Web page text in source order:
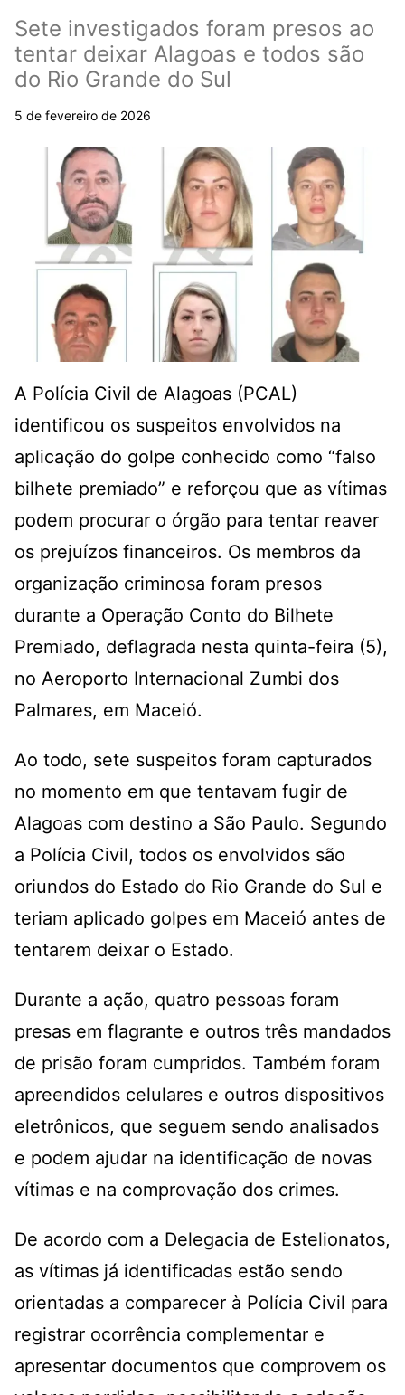
Sete investigados foram presos ao
tentar deixar Alagoas e todos são
do Rio Grande do Sul
5 de fevereiro de 2026
A Polícia Civil de Alagoas (PCAL)
identificou os suspeitos envolvidos na
aplicação do golpe conhecido como “falso
bilhete premiado” e reforçou que as vítimas
podem procurar o órgão para tentar reaver
os prejuízos financeiros. Os membros da
organização criminosa foram presos
durante a Operação Conto do Bilhete
Premiado, deflagrada nesta quinta-feira (5),
no Aeroporto Internacional Zumbi dos
Palmares, em Maceió.
Ao todo, sete suspeitos foram capturados
no momento em que tentavam fugir de
Alagoas com destino a São Paulo. Segundo
a Polícia Civil, todos os envolvidos são
oriundos do Estado do Rio Grande do Sul e
teriam aplicado golpes em Maceió antes de
tentarem deixar o Estado.
Durante a ação, quatro pessoas foram
presas em flagrante e outros três mandados
de prisão foram cumpridos. Também foram
apreendidos celulares e outros dispositivos
eletrônicos, que seguem sendo analisados
e podem ajudar na identificação de novas
vítimas e na comprovação dos crimes.
De acordo com a Delegacia de Estelionatos,
as vítimas já identificadas estão sendo
orientadas a comparecer à Polícia Civil para
registrar ocorrência complementar e
apresentar documentos que comprovem os